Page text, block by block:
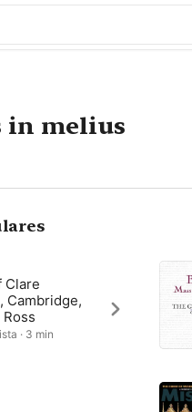
in melius
Clare
Cambridge,
Ross
· 3 min